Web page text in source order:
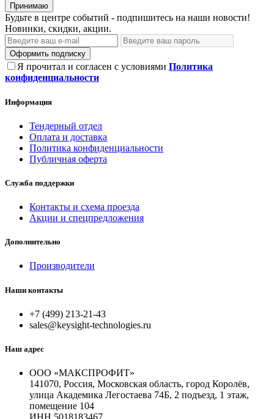
Принимаю
Будьте в центре событий - подпишитесь на наши новости!
Новинки, скидки, акции.
Оформить подписку
Я прочитал и согласен с условиями Политика
конфиденциальности
Информация
Тендерный отдел
Оплата и доставка
Политика конфиденциальности
Публичная оферта
Служба поддержки
Контакты и схема проезда
Акции и спецпредложения
Дополнительно
Производители
Наши контакты
+7 (499) 213-21-43
sales@keysight-technologies.ru
Наш адрес
ООО «МАКСПРОФИТ»
141070, Россия, Московская область, город Королёв,
улица Академика Легостаева 74Б, 2 подъезд, 1 этаж,
помещение 104